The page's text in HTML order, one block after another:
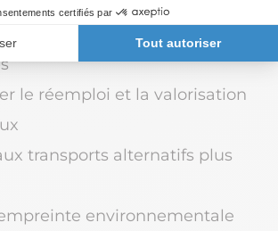
locales et
le réemploi et la valorisation
transports alternatifs plus
environnementale